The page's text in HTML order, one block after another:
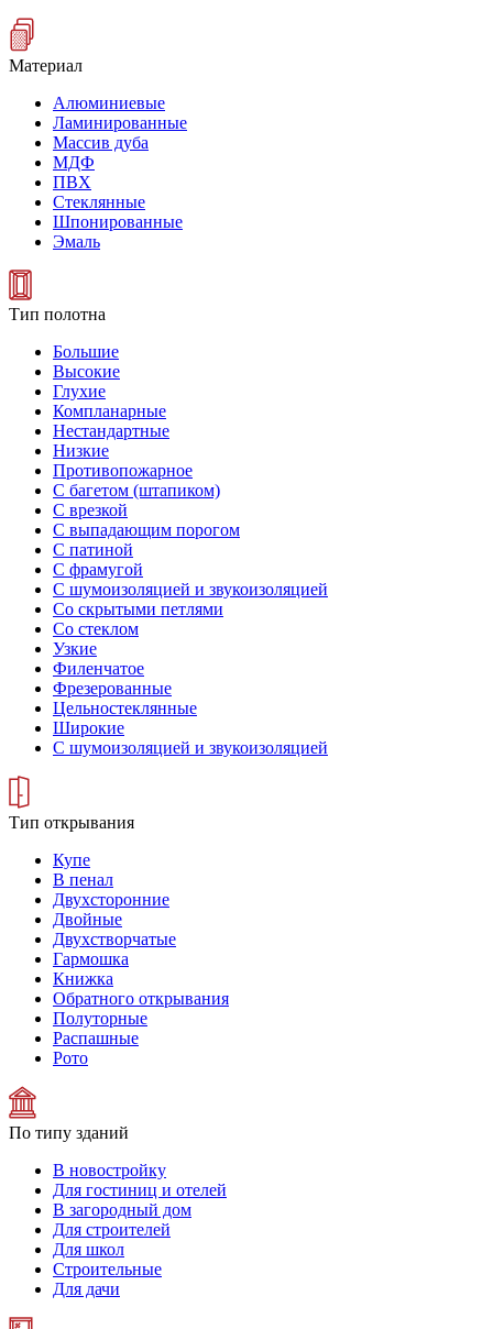
Материал
Алюминиевые
Ламинированные
Массив дуба
МДФ
ПВХ
Стеклянные
Шпонированные
Эмаль
Тип полотна
Большие
Высокие
Глухие
Компланарные
Нестандартные
Низкие
Противопожарное
С багетом (штапиком)
С врезкой
С выпадающим порогом
С патиной
С фрамугой
С шумоизоляцией и звукоизоляцией
Со скрытыми петлями
Со стеклом
Узкие
Филенчатое
Фрезерованные
Цельностеклянные
Широкие
С шумоизоляцией и звукоизоляцией
Тип открывания
Купе
В пенал
Двухсторонние
Двойные
Двухстворчатые
Гармошка
Книжка
Обратного открывания
Полуторные
Распашные
Рото
По типу зданий
В новостройку
Для гостиниц и отелей
В загородный дом
Для строителей
Для школ
Строительные
Для дачи